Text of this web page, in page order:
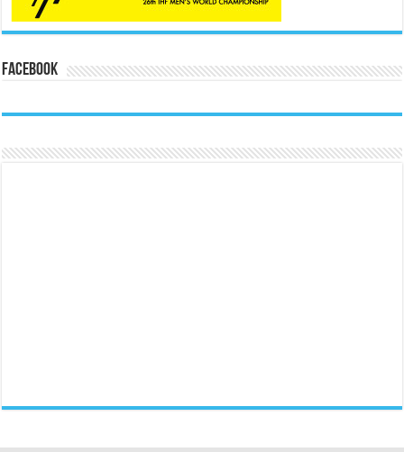
Facebook